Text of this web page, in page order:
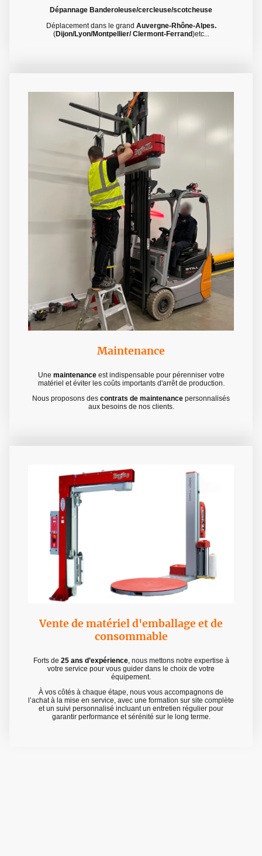
Dépannage Banderoleuse/cercleuse/scotcheuse
Déplacement dans le grand Auvergne-Rhône-Alpes.
(Dijon/Lyon/Montpellier/ Clermont-Ferrand)etc...
Maintenance
Une maintenanceest indispensable pour pérenniser votre
matériel et éviter les coûts importants d'arrêt de production.
Nous proposons des contrats de maintenance personnalisés
aux besoins de nos clients.
Vente de matériel d'emballage et de
consommable
Forts de 25 ans d’expérience, nous mettons notre expertise à
votre service pour vous guider dans le choix de votre
équipement.
À vos côtés à chaque étape, nous vous accompagnons de
l’achat à la mise en service, avec une formation sur site complète
et un suivi personnalisé incluant un entretien régulier pour
garantir performance et sérénité sur le long terme.